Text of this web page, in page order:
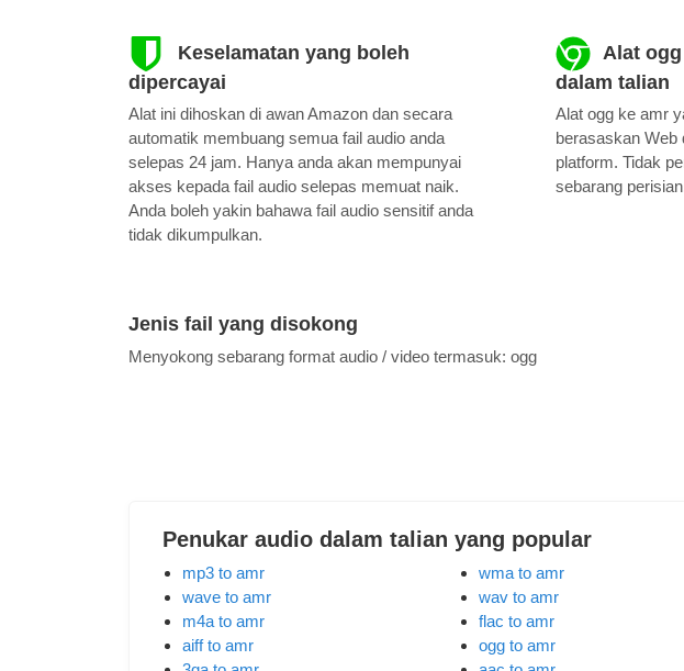
Keselamatan yang boleh
dipercayai
Alat ini dihoskan di awan Amazon dan secara
automatik membuang semua fail audio anda
selepas 24 jam. Hanya anda akan mempunyai
akses kepada fail audio selepas memuat naik.
Anda boleh yakin bahawa fail audio sensitif anda
tidak dikumpulkan.
Alat
dalam talian
Alat ogg ke amr
berasaskan Web
platform. Tidak
sebarang
Jenis fail yang disokong
Menyokong sebarang format audio / video termasuk: ogg
Penukar audio dalam talian yang popular
mp3 to amr
wave to amr
m4a to amr
aiff to amr
wma to amr
wav to amr
flac to amr
ogg to amr